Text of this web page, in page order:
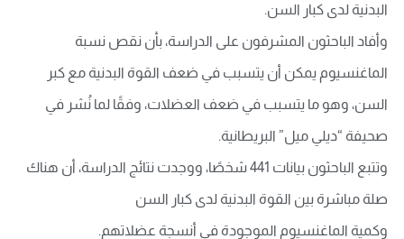
البدنية لدى كبار السن.
وأفاد الباحثون المشرفون على الدراسة، بأن نقص نسبة
الماغنسيوم يمكن أن يتسبب في ضعف القوة البدنية مع كبر
السن، وهو ما يتسبب في ضعف العضلات، وفقًا لما نُشر في
صحيفة “ديلي ميل” البريطانية.
وتتبع الباحثون بيانات 441 شخصًا، ووجدت نتائج الدراسة، أن هناك
صلة مباشرة بين القوة البدنية لدى كبار السن
وكمية الماغنسيوم الموجودة في أنسجة عضلاتهم.